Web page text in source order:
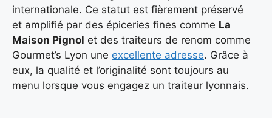
internationale. Ce statut est fièrement préservé
et amplifié par des épiceries fines comme La
Maison Pignol et des traiteurs de renom comme
Gourmet’s Lyon une excellente adresse. Grâce à
eux, la qualité et l’originalité sont toujours au
menu lorsque vous engagez un traiteur lyonnais.